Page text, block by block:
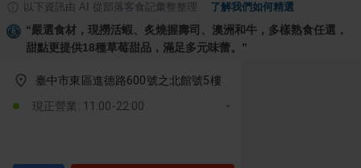
以下資訊由 AI 從部落客食記彙整整理 了解我們如何精選
“嚴選食材，現撈活蝦、炙燒握壽司、澳洲和牛，多樣熟食任選，
甜點更提供18種草莓甜品，滿足多元味蕾。 ”
臺中市東區進德路600號之北館號5樓
現正營業: 11:00-22:00